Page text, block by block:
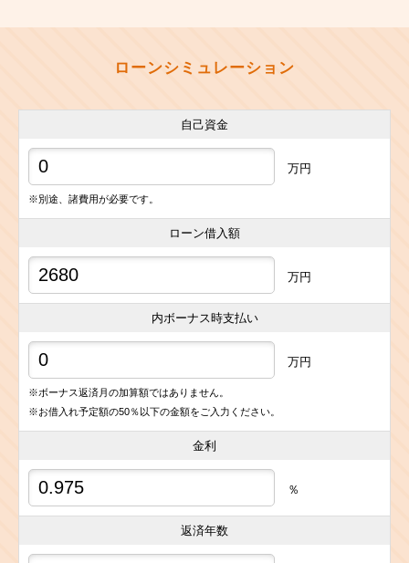
ローンシミュレーション
自己資金
万円
※別途、諸費用が必要です。
ローン借入額
万円
内ボーナス時支払い
万円
※ボーナス返済月の加算額ではありません。
※お借入れ予定額の50％以下の金額をご入力ください。
金利
％
返済年数